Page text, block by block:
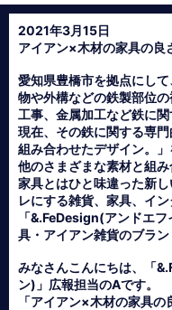
2021年3月15日
アイアン×木材の家具の良
愛知県豊橋市を拠点にし
物や外構などの鉄製部位
工事、金属加工など鉄に
現在、その鉄に関する専
組み合わせたデザイン。
他のさまざまな素材と組
家具とはひと味違った新
レにする雑貨、家具、イ
「&.FeDesign(アンドエ
具・アイアン雑貨のブラン
みなさんこんにちは、「
ン)」広報担当のAです。
「アイアン×木材の家具